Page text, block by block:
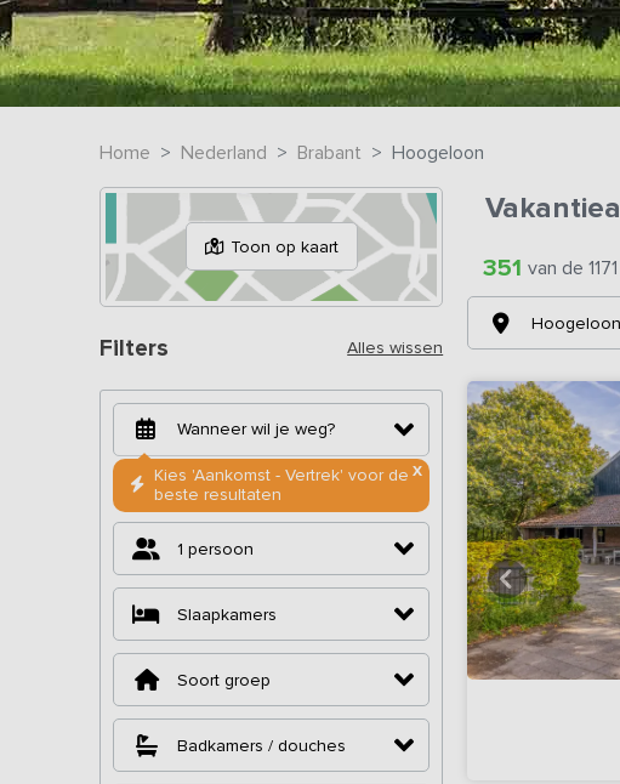
Home Nederland Brabant Hoogeloon
Toon op kaart
Filters Alles wissen
X
Kies 'Aankomst - Vertrek' voor de
beste resultaten
1 persoon
Slaapkamers
Soort groep
Badkamers / douches
351 van de
Hoogeloon